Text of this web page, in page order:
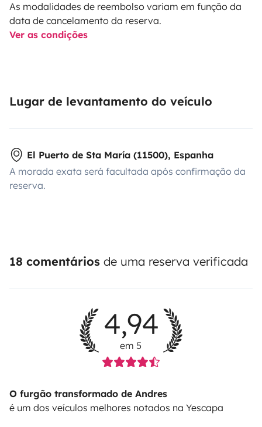
As modalidades de reembolso variam em função da
data de cancelamento da reserva.
Ver as condições
Lugar de levantamento do veículo
El Puerto de Sta María (11500), Espanha
A morada exata será facultada após confirmação da
reserva.
18 comentários de uma reserva verificada
4,94
em 5
O furgão transformado de Andres
é um dos veículos melhores notados na Yescapa